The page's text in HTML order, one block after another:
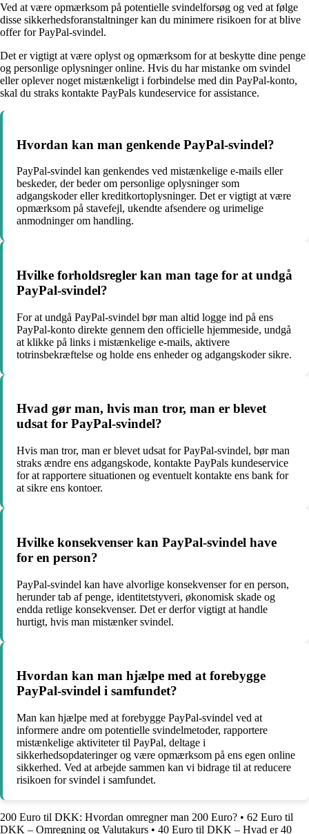
Ved at være opmærksom på potentielle svindelforsøg og ved at følge
disse sikkerhedsforanstaltninger kan du minimere risikoen for at blive
offer for PayPal-svindel.
Det er vigtigt at være oplyst og opmærksom for at beskytte dine penge
og personlige oplysninger online. Hvis du har mistanke om svindel
eller oplever noget mistænkeligt i forbindelse med din PayPal-konto,
skal du straks kontakte PayPals kundeservice for assistance.
Hvordan kan man genkende PayPal-svindel?
PayPal-svindel kan genkendes ved mistænkelige e-mails eller
beskeder, der beder om personlige oplysninger som
adgangskoder eller kreditkortoplysninger. Det er vigtigt at være
opmærksom på stavefejl, ukendte afsendere og urimelige
anmodninger om handling.
Hvilke forholdsregler kan man tage for at undgå
PayPal-svindel?
For at undgå PayPal-svindel bør man altid logge ind på ens
PayPal-konto direkte gennem den officielle hjemmeside, undgå
at klikke på links i mistænkelige e-mails, aktivere
totrinsbekræftelse og holde ens enheder og adgangskoder sikre.
Hvad gør man, hvis man tror, man er blevet
udsat for PayPal-svindel?
Hvis man tror, man er blevet udsat for PayPal-svindel, bør man
straks ændre ens adgangskode, kontakte PayPals kundeservice
for at rapportere situationen og eventuelt kontakte ens bank for
at sikre ens kontoer.
Hvilke konsekvenser kan PayPal-svindel have
for en person?
PayPal-svindel kan have alvorlige konsekvenser for en person,
herunder tab af penge, identitetstyveri, økonomisk skade og
endda retlige konsekvenser. Det er derfor vigtigt at handle
hurtigt, hvis man mistænker svindel.
Hvordan kan man hjælpe med at forebygge
PayPal-svindel i samfundet?
Man kan hjælpe med at forebygge PayPal-svindel ved at
informere andre om potentielle svindelmetoder, rapportere
mistænkelige aktiviteter til PayPal, deltage i
sikkerhedsopdateringer og være opmærksom på ens egen online
sikkerhed. Ved at arbejde sammen kan vi bidrage til at reducere
risikoen for svindel i samfundet.
200 Euro til DKK: Hvordan omregner man 200 Euro? • 62 Euro til
DKK – Omregning og Valutakurs • 40 Euro til DKK – Hvad er 40